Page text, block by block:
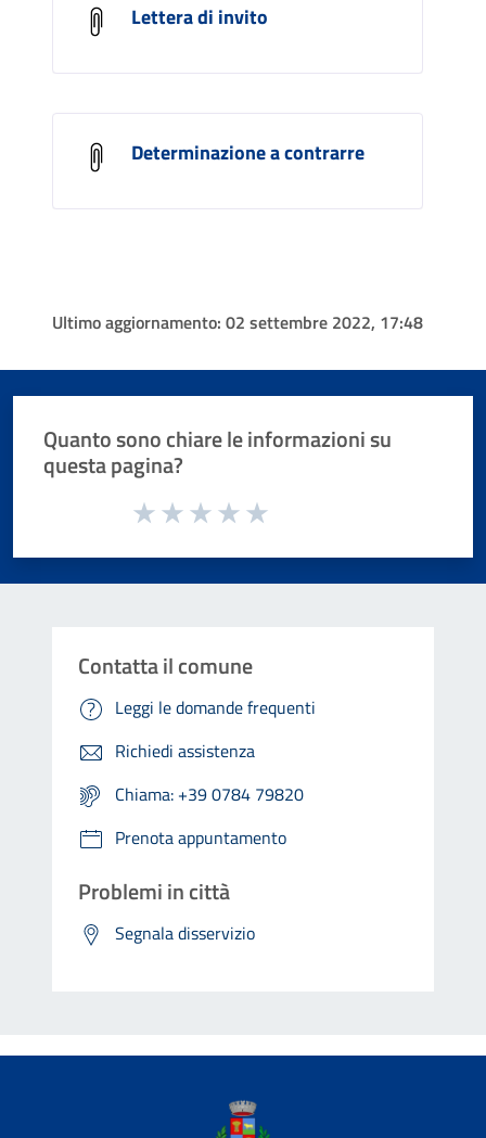
Lettera di invito
Determinazione a contrarre
Ultimo aggiornamento: 02 settembre 2022, 17:48
Quanto sono chiare le informazioni su
questa pagina?
Valuta da 1 a 5 stelle la pagina
Contatta il comune
Leggi le domande frequenti
Richiedi assistenza
Chiama: +39 0784 79820
Prenota appuntamento
Problemi in città
Segnala disservizio